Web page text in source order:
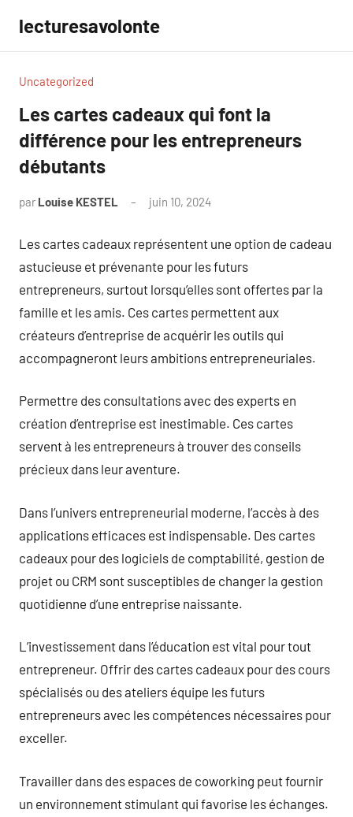
contenu
lecturesavolonte
Uncategorized
Les cartes cadeaux qui font la
différence pour les entrepreneurs
débutants
par Louise KESTEL juin 10, 2024
Les cartes cadeaux représentent une option de cadeau
astucieuse et prévenante pour les futurs
entrepreneurs, surtout lorsqu’elles sont offertes par la
famille et les amis. Ces cartes permettent aux
créateurs d’entreprise de acquérir les outils qui
accompagneront leurs ambitions entrepreneuriales.
Permettre des consultations avec des experts en
création d’entreprise est inestimable. Ces cartes
servent à les entrepreneurs à trouver des conseils
précieux dans leur aventure.
Dans l’univers entrepreneurial moderne, l’accès à des
applications efficaces est indispensable. Des cartes
cadeaux pour des logiciels de comptabilité, gestion de
projet ou CRM sont susceptibles de changer la gestion
quotidienne d’une entreprise naissante.
L’investissement dans l’éducation est vital pour tout
entrepreneur. Offrir des cartes cadeaux pour des cours
spécialisés ou des ateliers équipe les futurs
entrepreneurs avec les compétences nécessaires pour
exceller.
Travailler dans des espaces de coworking peut fournir
un environnement stimulant qui favorise les échanges.